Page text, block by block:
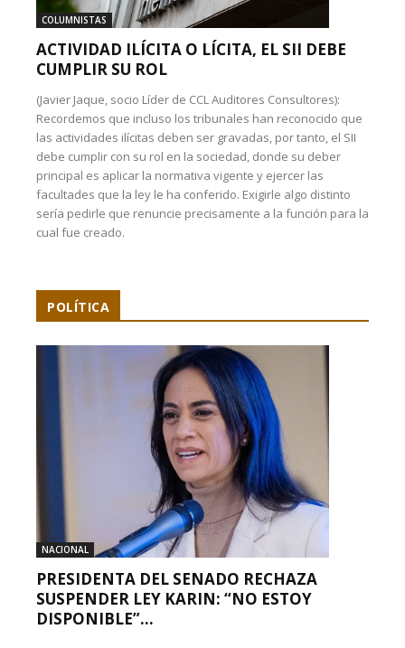
COLUMNISTAS
ACTIVIDAD ILÍCITA O LÍCITA, EL SII DEBE
CUMPLIR SU ROL
(Javier Jaque, socio Líder de CCL Auditores Consultores):
Recordemos que incluso los tribunales han reconocido que
las actividades ilícitas deben ser gravadas, por tanto, el SII
debe cumplir con su rol en la sociedad, donde su deber
principal es aplicar la normativa vigente y ejercer las
facultades que la ley le ha conferido. Exigirle algo distinto
sería pedirle que renuncie precisamente a la función para la
cual fue creado.
POLÍTICA
NACIONAL
PRESIDENTA DEL SENADO RECHAZA
SUSPENDER LEY KARIN: “NO ESTOY
DISPONIBLE”...